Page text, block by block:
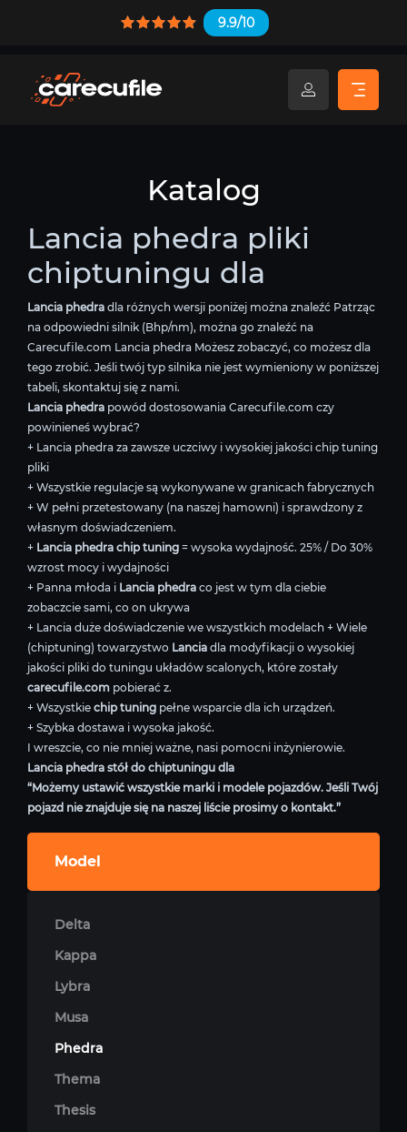
9.9/10
Katalog
Lancia phedra pliki
chiptuningu dla
Lancia phedra dla różnych wersji poniżej można znaleźć Patrząc
na odpowiedni silnik (Bhp/nm), można go znaleźć na
Carecufile.com Lancia phedra Możesz zobaczyć, co możesz dla
tego zrobić. Jeśli twój typ silnika nie jest wymieniony w poniższej
tabeli, skontaktuj się z nami.
Lancia phedra powód dostosowania Carecufile.com czy
powinieneś wybrać?
+ Lancia phedra za zawsze uczciwy i wysokiej jakości chip tuning
pliki
+ Wszystkie regulacje są wykonywane w granicach fabrycznych
+ W pełni przetestowany (na naszej hamowni) i sprawdzony z
własnym doświadczeniem.
+ Lancia phedra chip tuning = wysoka wydajność. 25% / Do 30%
wzrost mocy i wydajności
+ Panna młoda i Lancia phedra co jest w tym dla ciebie
zobaczcie sami, co on ukrywa
+ Lancia duże doświadczenie we wszystkich modelach + Wiele
(chiptuning) towarzystwo Lancia dla modyfikacji o wysokiej
jakości pliki do tuningu układów scalonych, które zostały
carecufile.com pobierać z.
+ Wszystkie chip tuning pełne wsparcie dla ich urządzeń.
+ Szybka dostawa i wysoka jakość.
I wreszcie, co nie mniej ważne, nasi pomocni inżynierowie.
Lancia phedra stół do chiptuningu dla
“Możemy ustawić wszystkie marki i modele pojazdów. Jeśli Twój
pojazd nie znajduje się na naszej liście prosimy o kontakt.”
Model
Delta
Kappa
Lybra
Musa
Phedra
Thema
Thesis